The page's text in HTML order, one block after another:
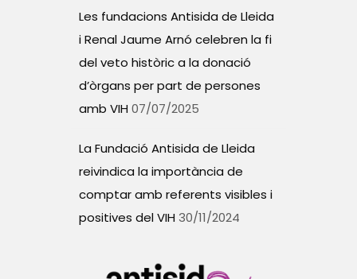
Les fundacions Antisida de Lleida
i Renal Jaume Arnó celebren la fi
del veto històric a la donació
d’òrgans per part de persones
amb VIH 07/07/2025
La Fundació Antisida de Lleida
reivindica la importància de
comptar amb referents visibles i
positives del VIH 30/11/2024